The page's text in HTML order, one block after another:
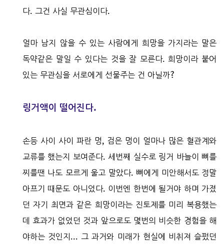
다. 그건 사실 무관심이다.
얼마 남지 않을 수 있는 사람에게 희망을 가지라는 말은
독약같은 말일 수 있다는 것을 잘 모른다. 희망이라 붙어
있는 무관심을 서로에게 선물주는 건 아닐까?
링거액이 떨어진다.
손등 사이 사이 파란 멍, 검은 멍이 얼마나 많은 혈관계와
교류를 했는지 보여준다. 세번째 실수로 링거 바늘이 뼈를
찌를땐 나도 모르게 울고 말았다. 뼈에게 미안해서도 정말
아프기 때문도 아니었다. 이번엔 한번에 될거야 하며 가졌
던 자기 최면과 같은 희망이라는 진토제를 미리 복용했는
데 효과가 없었던 것과 앞으로도 몇번의 비슷한 경험을 해
야하는 것인지... 그 과거와 미래가 현실에 비취져 슬펐던